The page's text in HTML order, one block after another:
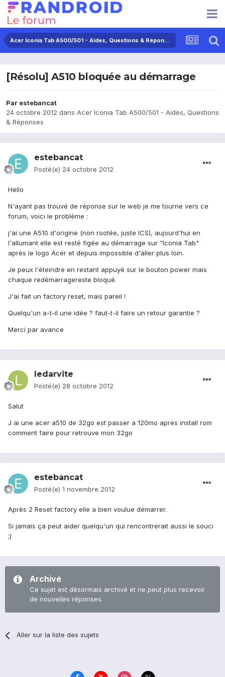
Acer Iconia Tab A500/501 - Aides, Questions & Réponses
[Résolu] A510 bloquée au démarrage
Par estebancat
24 octobre 2012 dans Acer Iconia Tab A500/501 - Aides, Questions
& Réponses
estebancat
Posté(e) 24 octobre 2012
Hello
N'ayant pas trouvé de réponse sur le web je me tourne vers ce
forum, voici le problème :
j'ai une A510 d'origine (non rootée, juste ICS), aujourd'hui en
l'allumant elle est resté figée au démarrage sur "Iconia Tab"
après le logo Acer et depuis impossible d'aller plus loin.
Je peux l'éteindre en restant appuyé sur le bouton power mais
chaque redémarragereste bloqué.
J'ai fait un factory reset, mais pareil !
Quelqu'un a-t-il une idée ? faut-t-il faire un retour garantie ?
Merci par avance
ledarvite
Posté(e) 28 octobre 2012
Salut
J ai une acer a510 de 32go est passer a 120mo apres install rom
comment faire pour retrouve mon 32go
estebancat
Posté(e) 1 novembre 2012
Après 2 Reset factory elle a bien voulue démarrer.
Si jamais ça peut aider quelqu'un qui rencontrerait aussi le souci
;)
Archivé
Ce sujet est désormais archivé et ne peut plus recevoir
de nouvelles réponses.
Aller sur la liste des sujets